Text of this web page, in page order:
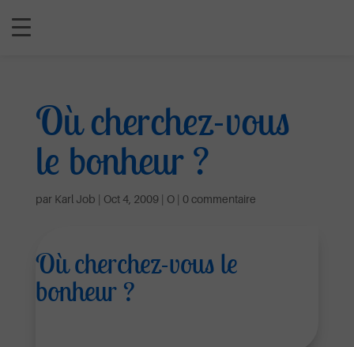
Où cherchez-vous
le bonheur ?
par Karl Job | Oct 4, 2009| O| 0 commentaire
Où cherchez-vous le
bonheur ?